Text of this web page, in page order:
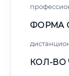
ФОРМА
КОЛ-ВО